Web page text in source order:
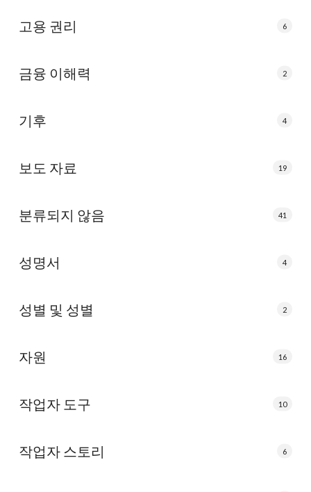
고용 권리 6
금융 이해력 2
기후 4
보도 자료 19
분류되지 않음 41
성명서 4
성별 및 성별 2
자원 16
작업자 도구 10
작업자 스토리 6